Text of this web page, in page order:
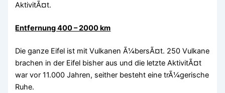
AktivitÃ¤t.
Entfernung 400 – 2000 km
Die ganze Eifel ist mit Vulkanen Ã¼bersÃ¤t. 250 Vulkane
brachen in der Eifel bisher aus und die letzte AktivitÃ¤t
war vor 11.000 Jahren, seither besteht eine trÃ¼gerische
Ruhe.